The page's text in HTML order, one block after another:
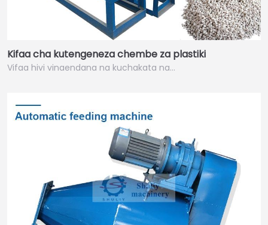
Kifaa cha kutengeneza chembe za plastiki
Vifaa hivi vinaendana na kuchakata na…